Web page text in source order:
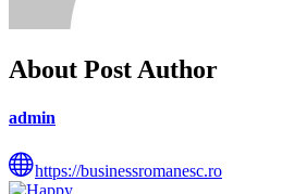
About Post Author
admin
https://businessromanesc.ro